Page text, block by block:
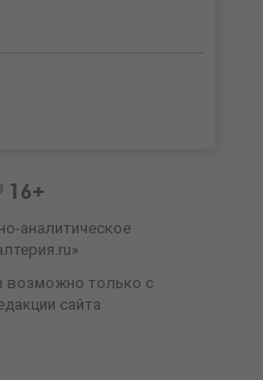
16+
аналитическое
возможно только с
сайта